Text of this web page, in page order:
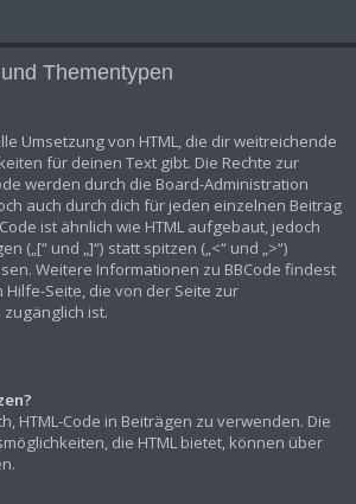
Thementypen
Umsetzung von HTML, die dir weitreichende
für deinen Text gibt. Die Rechte zur
werden durch die Board-Administration
auch durch dich für jeden einzelnen Beitrag
ist ähnlich wie HTML aufgebaut, jedoch
(„[“ und „]“) statt spitzen („<“ und „>“)
Weitere Informationen zu BBCode findest
Seite, die von der Seite zur
ist.
HTML-Code in Beiträgen zu verwenden. Die
die HTML bietet, können über